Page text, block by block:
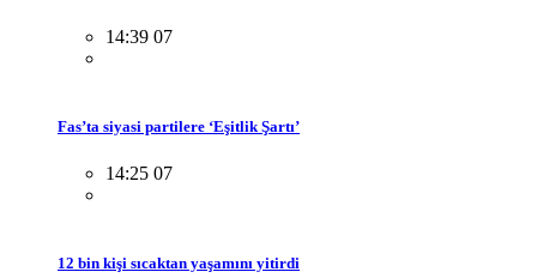
14:39 07
Fas’ta siyasi partilere ‘Eşitlik Şartı’
14:25 07
12 bin kişi sıcaktan yaşamını yitirdi